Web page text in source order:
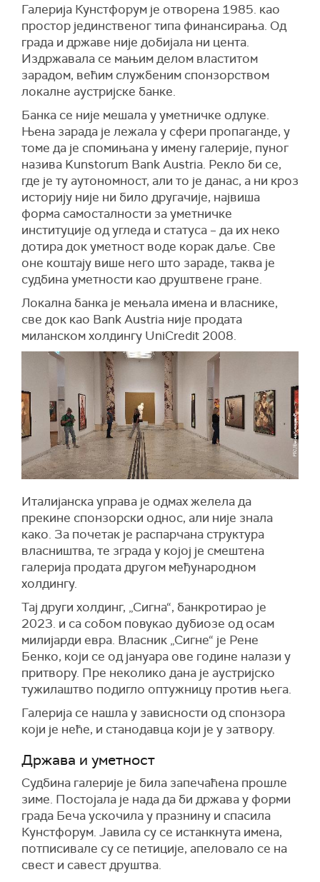
Галерија Кунстфорум је отворена 1985. као
простор јединственог типа финансирања. Од
града и државе није добијала ни цента.
Издржавала се мањим делом властитом
зарадом, већим службеним спонзорством
локалне аустријске банке.
Банка се није мешала у уметничке одлуке.
Њена зарада је лежала у сфери пропаганде, у
томе да је спомињана у имену галерије, пуног
назива Kunstorum Bank Austria. Рекло би се,
где је ту аутономност, али то је данас, а ни кроз
историју није ни било другачије, највиша
форма самосталности за уметничке
институције од угледа и статуса – да их неко
дотира док уметност воде корак даље. Све
оне коштају више него што зараде, таква је
судбина уметности као друштвене гране.
Локална банка је мењала имена и власнике,
све док као Bank Austria није продата
миланском холдингу UniCredit 2008.
Италијанска управа је одмах желела да
прекине спонзорски однос, али није знала
како. За почетак је распарчана структура
власништва, те зграда у којој је смештена
галерија продата другом међународном
холдингу.
Тај други холдинг, „Сигна“, банкротирао је
2023. и са собом повукао дубиозе од осам
милијарди евра. Власник „Сигне“ је Рене
Бенко, који се од јануара ове године налази у
притвору. Пре неколико дана је аустријско
тужилаштво подигло оптужницу против њега.
Галерија се нашла у зависности од спонзора
који је неће, и станодавца који је у затвору.
Држава и уметност
Судбина галерије је била запечаћена прошле
зиме. Постојала је нада да би држава у форми
града Беча ускочила у празнину и спасила
Кунстфорум. Јавила су се истанкнута имена,
потписивале су се петиције, апеловало се на
свест и савест друштва.